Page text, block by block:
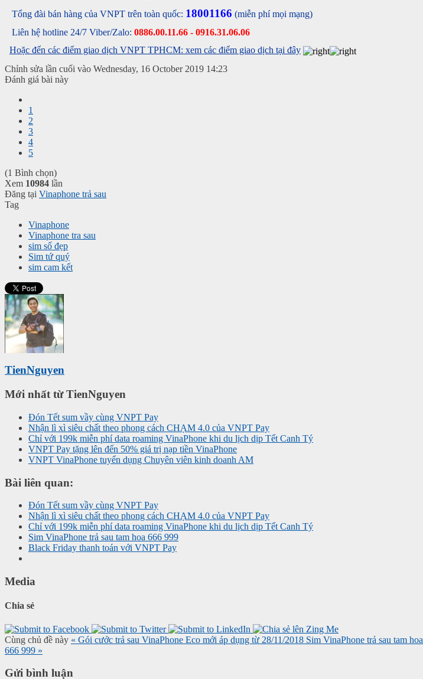
Tổng đài bán hàng của VNPT trên toàn quốc: 18001166 (miễn phí mọi mạng)
Liên hệ hotline 24/7 Viber/Zalo: 0886.00.11.66 - 0916.31.06.06
Hoặc đến các điểm giao dịch VNPT TPHCM: xem các điểm giao dịch tại đây
Chỉnh sửa lần cuối vào Wednesday, 16 October 2019 14:23
Đánh giá bài này
1
2
3
4
5
(1 Bình chọn)
Xem 10984 lần
Đăng tại Vinaphone trả sau
Tag
Vinaphone
Vinaphone tra sau
sim số đẹp
Sim tứ quý
sim cam kết
TienNguyen
Mới nhất từ TienNguyen
Đón Tết sum vầy cùng VNPT Pay
Nhận lì xì siêu chất theo phong cách CHẠM 4.0 của VNPT Pay
Chỉ với 199k miễn phí data roaming VinaPhone khi du lịch dịp Tết Canh Tý
VNPT Pay tặng lên đến 50% giá trị nạp tiền VinaPhone
VNPT VinaPhone tuyển dụng Chuyên viên kinh doanh AM
Bài liên quan:
Đón Tết sum vầy cùng VNPT Pay
Nhận lì xì siêu chất theo phong cách CHẠM 4.0 của VNPT Pay
Chỉ với 199k miễn phí data roaming VinaPhone khi du lịch dịp Tết Canh Tý
Sim VinaPhone trả sau tam hoa 666 999
Black Friday thanh toán với VNPT Pay
Media
Chia sẻ
Cùng chủ đề này « Gói cước trả sau VinaPhone Eco mới áp dụng từ 28/11/2018 Sim VinaPhone trả sau tam hoa
666 999 »
Gửi bình luận